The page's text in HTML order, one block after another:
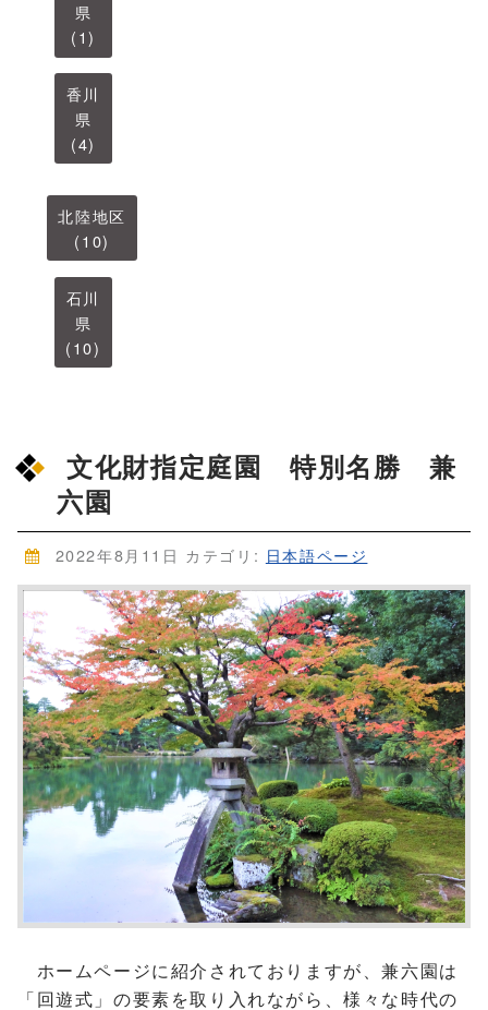
県
(1)
香川
県
(4)
北陸地区
(10)
石川
県
(10)
文化財指定庭園 特別名勝 兼
六園
2022年8月11日 カテゴリ: 日本語ページ
ホームページに紹介されておりますが、兼六園は
「回遊式」の要素を取り入れながら、様々な時代の